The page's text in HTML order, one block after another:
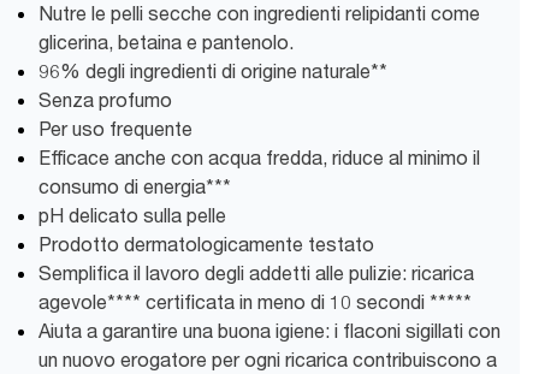
Nutre le pelli secche con ingredienti relipidanti come
glicerina, betaina e pantenolo.
96% degli ingredienti di origine naturale**
Senza profumo
Per uso frequente
Efficace anche con acqua fredda, riduce al minimo il
consumo di energia***
pH delicato sulla pelle
Prodotto dermatologicamente testato
Semplifica il lavoro degli addetti alle pulizie: ricarica
agevole**** certificata in meno di 10 secondi *****
Aiuta a garantire una buona igiene: i flaconi sigillati con
un nuovo erogatore per ogni ricarica contribuiscono a